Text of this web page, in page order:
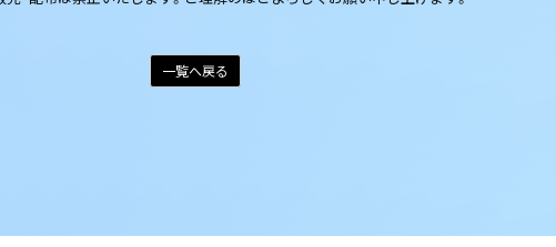
一覧へ戻る